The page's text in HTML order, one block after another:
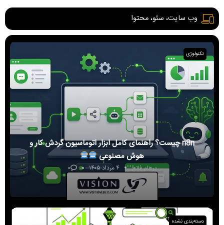
وب سایت، سئو، محتوا
n8n چیست؟ راهنمای کامل ابزار اتوماسیون گردش کار و
هوش مصنوعی
پرهام فاتح ۴ مرداد ۱۴۰۵ ۰
تکنولوژی
دسته‌بندی نشده